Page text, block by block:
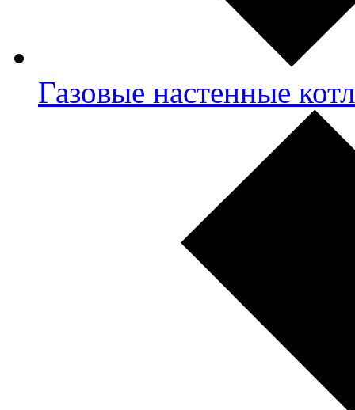
Газовые настенные